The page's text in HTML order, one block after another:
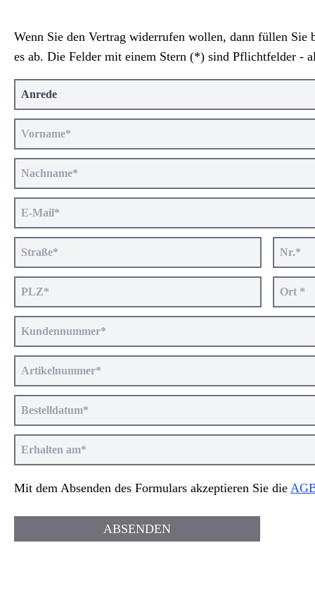
Wenn Sie den Vertrag widerrufen wollen, dann füllen Sie
es ab. Die Felder mit einem Stern (*) sind Pflichtfelder -
Mit dem Absenden des Formulars akzeptieren Sie die
ABSENDEN